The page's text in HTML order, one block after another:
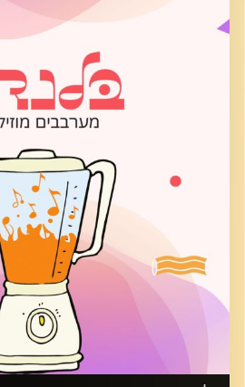
קרדיט תמונות:
AudioVersity